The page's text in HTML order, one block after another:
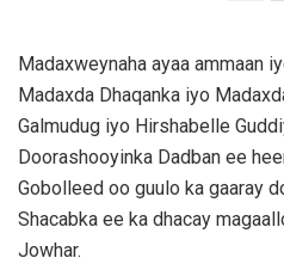
Madaxweynaha ayaa ammaan
Madaxda Dhaqanka iyo
Galmudug iyo Hirshabelle
Doorashooyinka Dadban ee
Gobolleed oo guulo ka gaaray
Shacabka ee ka dhacay
Jowhar.